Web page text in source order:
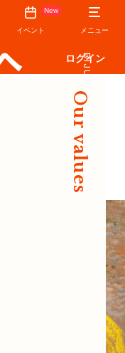
New
イベント メニュー
ログイン
BIJUTSU
Our values